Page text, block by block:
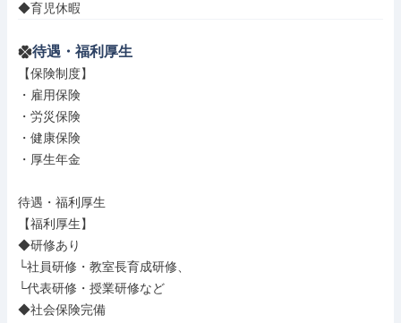
◆育児休暇
待遇・福利厚生
【保険制度】
・雇用保険
・労災保険
・健康保険
・厚生年金
待遇・福利厚生
【福利厚生】
◆研修あり
└社員研修・教室長育成研修、
└代表研修・授業研修など
◆社会保険完備